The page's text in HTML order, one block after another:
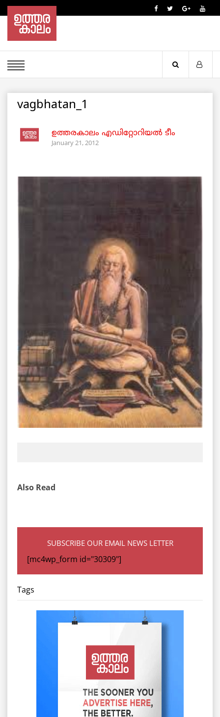
vagbhatan_1
ഉത്തരകാലം എഡിറ്റോറിയല്‍ ടീം
January 21, 2012
Also Read
SUBSCRIBE OUR EMAIL NEWS LETTER
[mc4wp_form id="30309"]
Tags